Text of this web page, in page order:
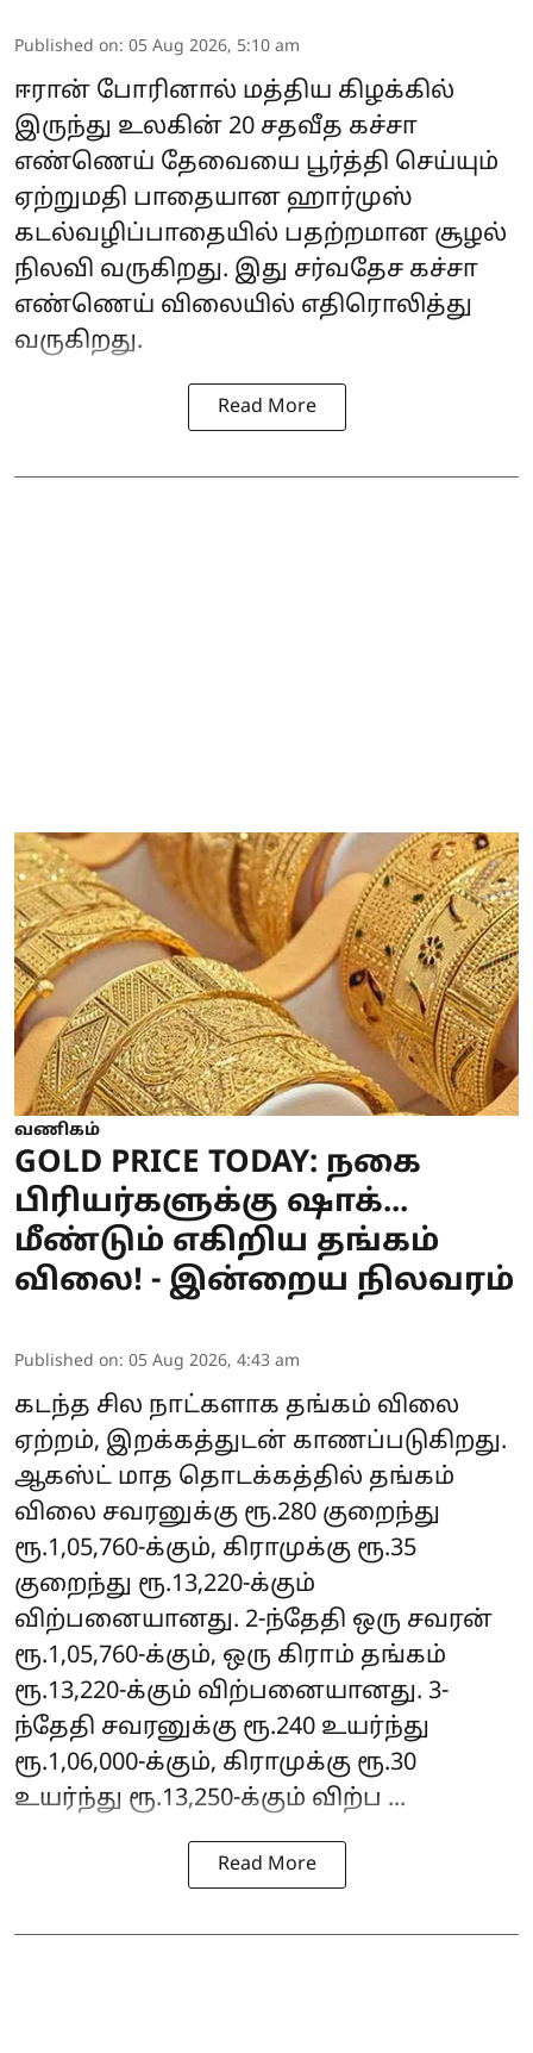
Published on: 05 Aug 2026, 5:10 am
ஈரான் போரினால் மத்திய கிழக்கில்
இருந்து உலகின் 20 சதவீத கச்சா
எண்ணெய் தேவையை பூர்த்தி செய்யும்
ஏற்றுமதி பாதையான ஹார்முஸ்
கடல்வழிப்பாதையில் பதற்றமான சூழல்
நிலவி வருகிறது. இது சர்வதேச கச்சா
எண்ணெய் விலையில் எதிரொலித்து
வருகிறது.
Read More
வணிகம்
GOLD PRICE TODAY: நகை
பிரியர்களுக்கு ஷாக்...
மீண்டும் எகிறிய தங்கம்
விலை! - இன்றைய நிலவரம்
Published on: 05 Aug 2026, 4:43 am
கடந்த சில நாட்களாக தங்கம் விலை
ஏற்றம், இறக்கத்துடன் காணப்படுகிறது.
ஆகஸ்ட் மாத தொடக்கத்தில் தங்கம்
விலை சவரனுக்கு ரூ.280 குறைந்து
ரூ.1,05,760-க்கும், கிராமுக்கு ரூ.35
குறைந்து ரூ.13,220-க்கும்
விற்பனையானது. 2-ந்தேதி ஒரு சவரன்
ரூ.1,05,760-க்கும், ஒரு கிராம் தங்கம்
ரூ.13,220-க்கும் விற்பனையானது. 3-
ந்தேதி சவரனுக்கு ரூ.240 உயர்ந்து
ரூ.1,06,000-க்கும், கிராமுக்கு ரூ.30
உயர்ந்து ரூ.13,250-க்கும் விற்ப ...
Read More